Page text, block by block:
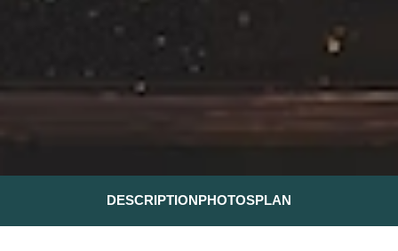
DESCRIPTIONPHOTOSPLAN